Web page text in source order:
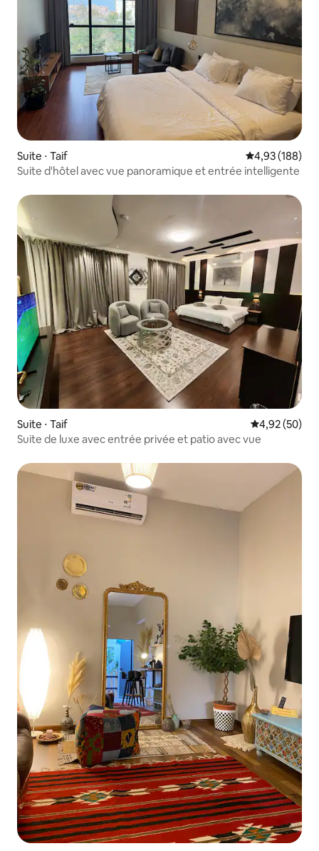
Suite ⋅ Taif Évaluation
4,93 (188)
Suite d'hôtel avec vue panoramique et entrée intelligente
Suite ⋅ Taif Évaluation
4,92 (50)
Suite de luxe avec entrée privée et patio avec vue